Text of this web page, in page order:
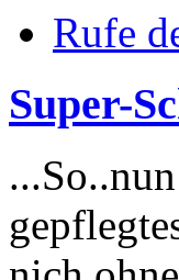
Rufe
Super-